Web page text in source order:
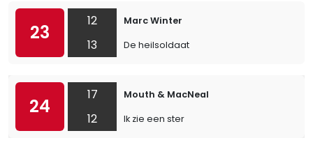
23
12
13
Marc Winter
De heilsoldaat
24
17
12
Mouth & MacNeal
Ik zie een ster